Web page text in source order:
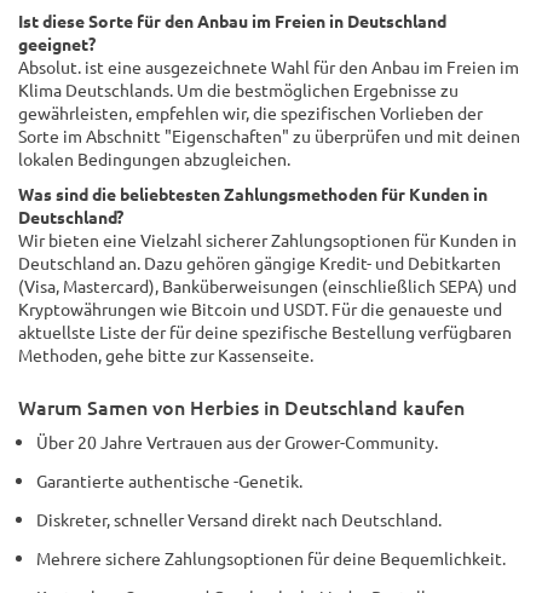
Ist diese Sorte für den Anbau im Freien in Deutschland
geeignet?
Absolut. ist eine ausgezeichnete Wahl für den Anbau im Freien im
Klima Deutschlands. Um die bestmöglichen Ergebnisse zu
gewährleisten, empfehlen wir, die spezifischen Vorlieben der
Sorte im Abschnitt "Eigenschaften" zu überprüfen und mit deinen
lokalen Bedingungen abzugleichen.
Was sind die beliebtesten Zahlungsmethoden für Kunden in
Deutschland?
Wir bieten eine Vielzahl sicherer Zahlungsoptionen für Kunden in
Deutschland an. Dazu gehören gängige Kredit- und Debitkarten
(Visa, Mastercard), Banküberweisungen (einschließlich SEPA) und
Kryptowährungen wie Bitcoin und USDT. Für die genaueste und
aktuellste Liste der für deine spezifische Bestellung verfügbaren
Methoden, gehe bitte zur Kassenseite.
Warum Samen von Herbies in Deutschland kaufen
Über 20 Jahre Vertrauen aus der Grower-Community.
Garantierte authentische -Genetik.
Diskreter, schneller Versand direkt nach Deutschland.
Mehrere sichere Zahlungsoptionen für deine Bequemlichkeit.